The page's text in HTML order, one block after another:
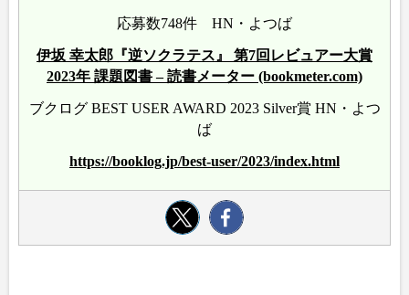
応募数748件 HN・よつば
伊坂 幸太郎『逆ソクラテス』 第7回レビュアー大賞
2023年 課題図書 – 読書メーター (bookmeter.com)
ブクログ BEST USER AWARD 2023 Silver賞 HN・よつ
ば
https://booklog.jp/best-user/2023/index.html